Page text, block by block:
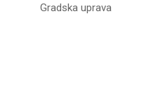
Gradska uprava